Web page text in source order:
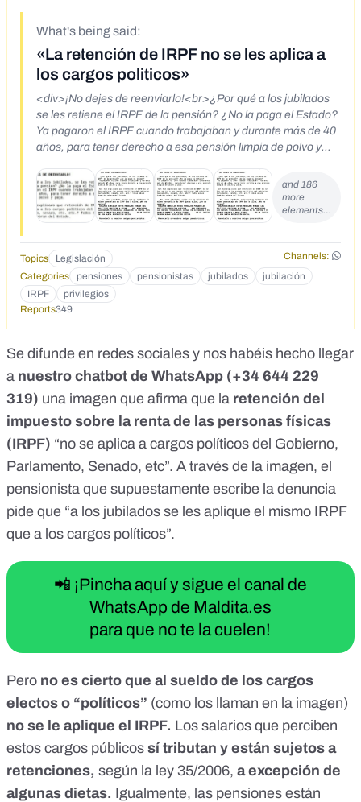
What's being said:
«La retención de IRPF no se les aplica a
los cargos politicos»
<div>¡No dejes de reenviarlo!<br>¿Por qué a los jubilados
se les retiene el IRPF de la pensión? ¿No la paga el Estado?
Ya pagaron el IRPF cuando trabajaban y durante más de 40
años, para tener derecho a esa pensión limpia de polvo y
no se les aplica a los cargos políticos del gobierno,
parlamento, senado, etc, etc? Todos ellos también cobran
del Estado.&nbsp;<br>Yo, como jubilado, exijo que me
parece?<br>HAGAMOS CIRCULAR ESTOS MENSAJES
PORQUE LOS POLÍTICOS EMPIEZAN A ESTAR... MUY
NERVIOSOS, LAS NUEVAS TECNOLOGÍAS JUEGAN EN
SU CONTRA Y EL PUEBLO EMPIEZA A MOVILIZARSE....
ES EL INICIO DE UNA NUEVA REVOLUCIÓN SOCIAL.
políticos.
and 186
more
elements…
Topics Legislación
Channels:
Categories
pensiones pensionistas jubilados
jubilación
IRPF
privilegios
Reports349
Se difunde en redes sociales y nos habéis hecho llegar
a nuestro chatbot de WhatsApp (+34 644 229
319) una imagen que afirma que la retención del
impuesto sobre la renta de las personas físicas
(IRPF) “no se aplica a cargos políticos del Gobierno,
Parlamento, Senado, etc”. A través de la imagen, el
pensionista que supuestamente escribe la denuncia
pide que “a los jubilados se les aplique el mismo IRPF
que a los cargos políticos”.
📲 ¡Pincha aquí y sigue el canal de
WhatsApp de Maldita.es
para que no te la cuelen!
Pero no es cierto que al sueldo de los cargos
electos o “políticos” (como los llaman en la imagen)
no se le aplique el IRPF. Los salarios que perciben
estos cargos públicos sí tributan y están sujetos a
retenciones, según la ley 35/2006, a excepción de
algunas dietas. Igualmente, las pensiones están